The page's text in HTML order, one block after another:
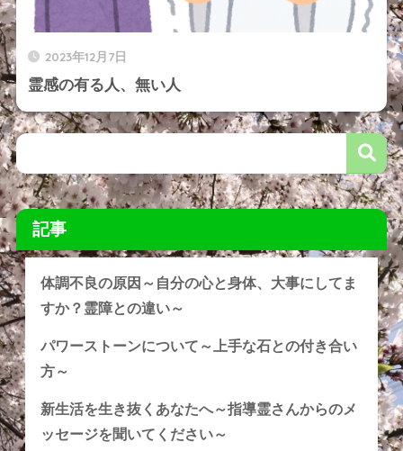
2023年12月7日
霊感の有る人、無い人
記事
体調不良の原因～自分の心と身体、大事にしてま
すか？霊障との違い～
パワーストーンについて～上手な石との付き合い
方～
新生活を生き抜くあなたへ～指導霊さんからのメ
ッセージを聞いてください～